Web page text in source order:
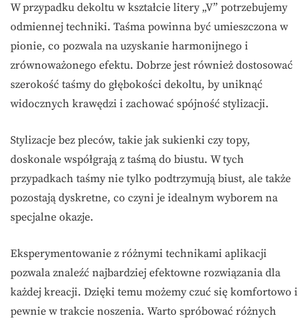
W przypadku dekoltu w kształcie litery „V” potrzebujemy
odmiennej techniki. Taśma powinna być umieszczona w
pionie, co pozwala na uzyskanie harmonijnego i
zrównoważonego efektu. Dobrze jest również dostosować
szerokość taśmy do głębokości dekoltu, by uniknąć
widocznych krawędzi i zachować spójność stylizacji.
Stylizacje bez pleców, takie jak sukienki czy topy,
doskonale współgrają z taśmą do biustu. W tych
przypadkach taśmy nie tylko podtrzymują biust, ale także
pozostają dyskretne, co czyni je idealnym wyborem na
specjalne okazje.
Eksperymentowanie z różnymi technikami aplikacji
pozwala znaleźć najbardziej efektowne rozwiązania dla
każdej kreacji. Dzięki temu możemy czuć się komfortowo i
pewnie w trakcie noszenia. Warto spróbować różnych